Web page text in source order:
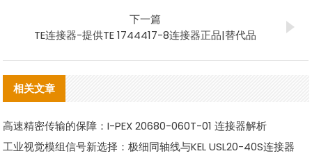
下一篇
TE连接器-提供TE 1744417-8连接器正品|替代品
相关文章
高速精密传输的保障：I-PEX 20680-060T-01 连接器解析
工业视觉模组信号新选择：极细同轴线与KEL USL20-40S连接器